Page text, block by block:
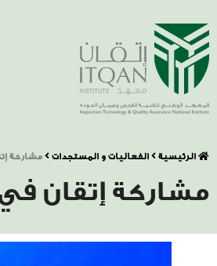
الرئيسية الفعاليات و المستجدات مشاركة
مشاركة إتقان في